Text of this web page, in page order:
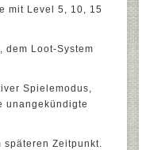
mit Level 5, 10, 15
dem Loot-System
Spielemodus,
unangekündigte
Zeitpunkt.